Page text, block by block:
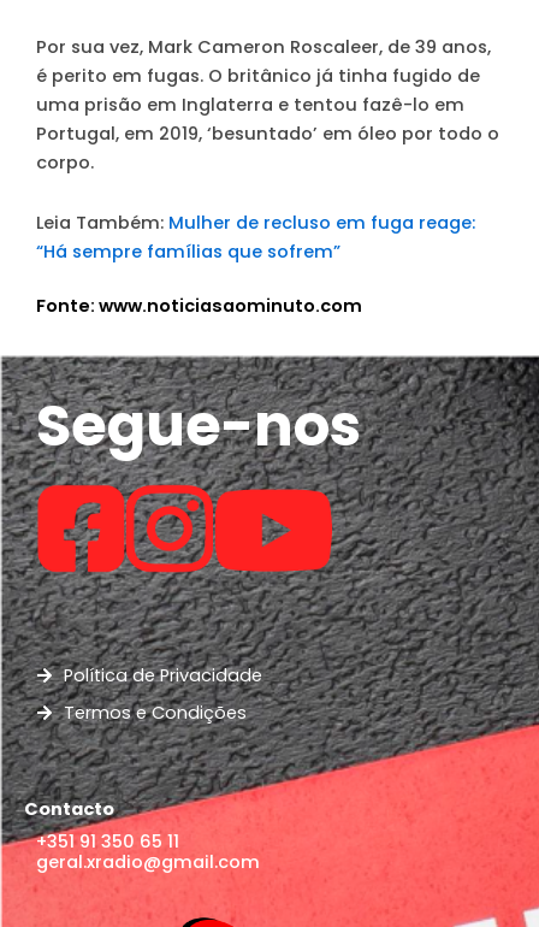
Por sua vez, Mark Cameron Roscaleer, de 39 anos,
é perito em fugas. O britânico já tinha fugido de
uma prisão em Inglaterra e tentou fazê-lo em
Portugal, em 2019, ‘besuntado’ em óleo por todo o
corpo.
Leia Também: Mulher de recluso em fuga reage:
“Há sempre famílias que sofrem”
Fonte: www.noticiasaominuto.com
Segue-nos
Política de Privacidade
Termos e Condições
Contacto
+351 91 350 65 11
geral.xradio@gmail.com